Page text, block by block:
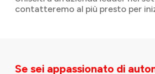
contatteremo al più presto per
Se sei appassionato di